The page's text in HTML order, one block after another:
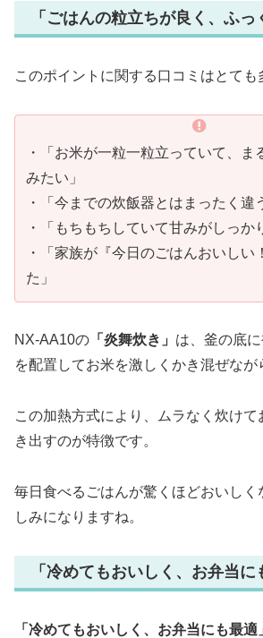
「ごはんの粒立ちが良く、ふっ
このポイントに関する口コミはとても
・「お米が一粒一粒立っていて、ま
みたい」
・「今までの炊飯器とはまったく違
・「もちもちしていて甘みがしっか
・「家族が『今日のごはんおいしい
た」
NX-AA10の 「炎舞炊き」 は、釜の底
を配置してお米を激しくかき混ぜなが
この加熱方式により、ムラなく炊けて
き出すのが特徴です。
毎日食べるごはんが驚くほどおいしく
しみになりますね。
「冷めてもおいしく、お弁当に
「冷めてもおいしく、お弁当にも最適